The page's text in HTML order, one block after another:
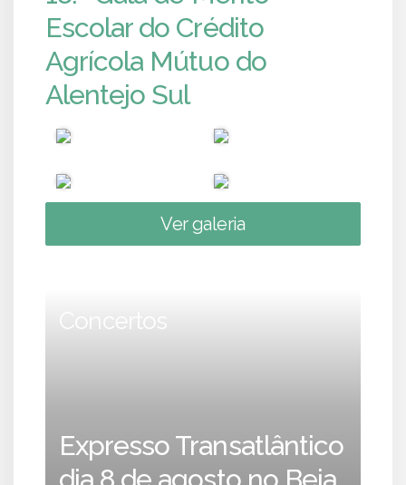
Escolar do Crédito
Agrícola Mútuo do
Alentejo Sul
Ver galeria
Concertos
Expresso Transatlântico